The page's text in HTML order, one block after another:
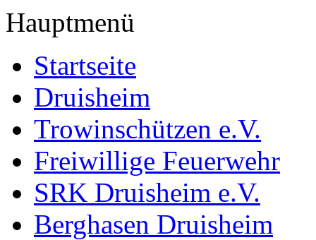
Hauptmenü
Startseite
Druisheim
Trowinschützen e.V.
Freiwillige Feuerwehr
SRK Druisheim e.V.
Berghasen Druisheim